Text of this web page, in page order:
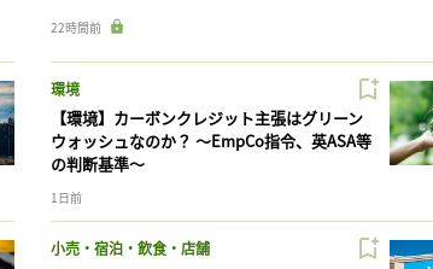
22時間前
環境
【環境】カーボンクレジット主張はグリーン
ウォッシュなのか？ 〜EmpCo指令、英ASA等
の判断基準〜
1日前
小売・宿泊・飲食・店舗